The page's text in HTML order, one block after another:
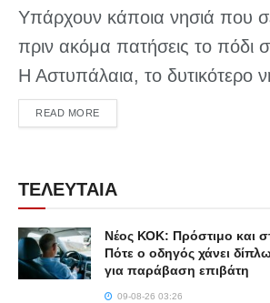
Υπάρχουν κάποια νησιά που
πριν ακόμα πατήσεις το πόδι
Η Αστυπάλαια, το δυτικότερο
READ MOREDETAILS
ΤΕΛΕΥΤΑΙΑ
Νέος ΚΟΚ: Πρόστιμο και
Πότε ο οδηγός χάνει
για παράβαση επιβάτη
09-08-26 03:26